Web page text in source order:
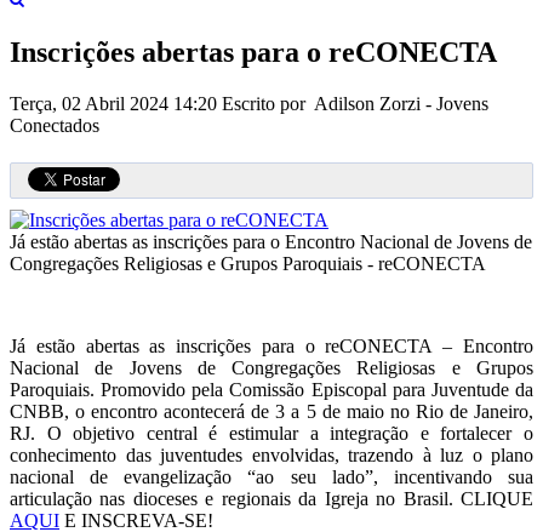
Inscrições abertas para o reCONECTA
Terça, 02 Abril 2024 14:20 Escrito por Adilson Zorzi - Jovens
Conectados
Já estão abertas as inscrições para o Encontro Nacional de Jovens de
Congregações Religiosas e Grupos Paroquiais - reCONECTA
Já estão abertas as inscrições para o reCONECTA – Encontro
Nacional de Jovens de Congregações Religiosas e Grupos
Paroquiais. Promovido pela Comissão Episcopal para Juventude da
CNBB, o encontro acontecerá de 3 a 5 de maio no Rio de Janeiro,
RJ. O objetivo central é estimular a integração e fortalecer o
conhecimento das juventudes envolvidas, trazendo à luz o plano
nacional de evangelização “ao seu lado”, incentivando sua
articulação nas dioceses e regionais da Igreja no Brasil. CLIQUE
AQUI E INSCREVA-SE!